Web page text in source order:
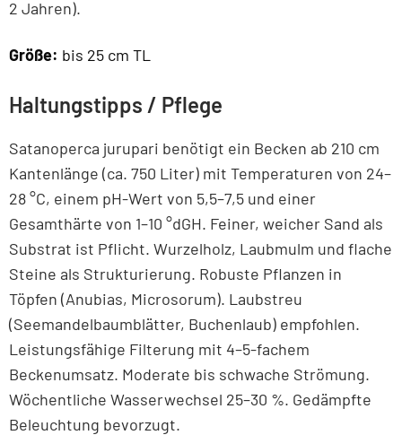
2 Jahren).
Größe: bis 25 cm TL
Haltungstipps / Pflege
Satanoperca jurupari benötigt ein Becken ab 210 cm
Kantenlänge (ca. 750 Liter) mit Temperaturen von 24–
28 °C, einem pH-Wert von 5,5–7,5 und einer
Gesamthärte von 1–10 °dGH. Feiner, weicher Sand als
Substrat ist Pflicht. Wurzelholz, Laubmulm und flache
Steine als Strukturierung. Robuste Pflanzen in
Töpfen (Anubias, Microsorum). Laubstreu
(Seemandelbaumblätter, Buchenlaub) empfohlen.
Leistungsfähige Filterung mit 4–5-fachem
Beckenumsatz. Moderate bis schwache Strömung.
Wöchentliche Wasserwechsel 25–30 %. Gedämpfte
Beleuchtung bevorzugt.